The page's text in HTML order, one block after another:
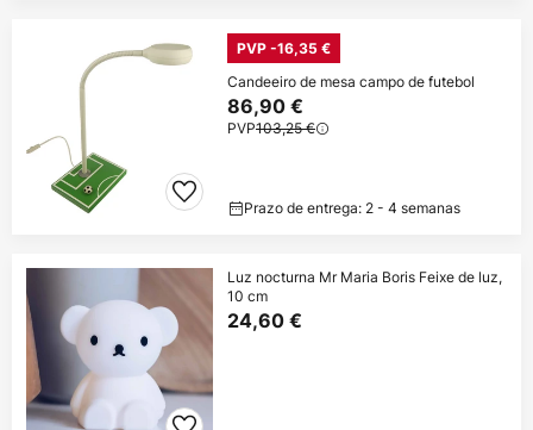
PVP -16,35 €
Candeeiro de mesa campo de futebol
86,90 €
PVP103,25 €
Prazo de entrega: 2 - 4 semanas
Luz nocturna Mr Maria Boris Feixe de luz,
10 cm
24,60 €